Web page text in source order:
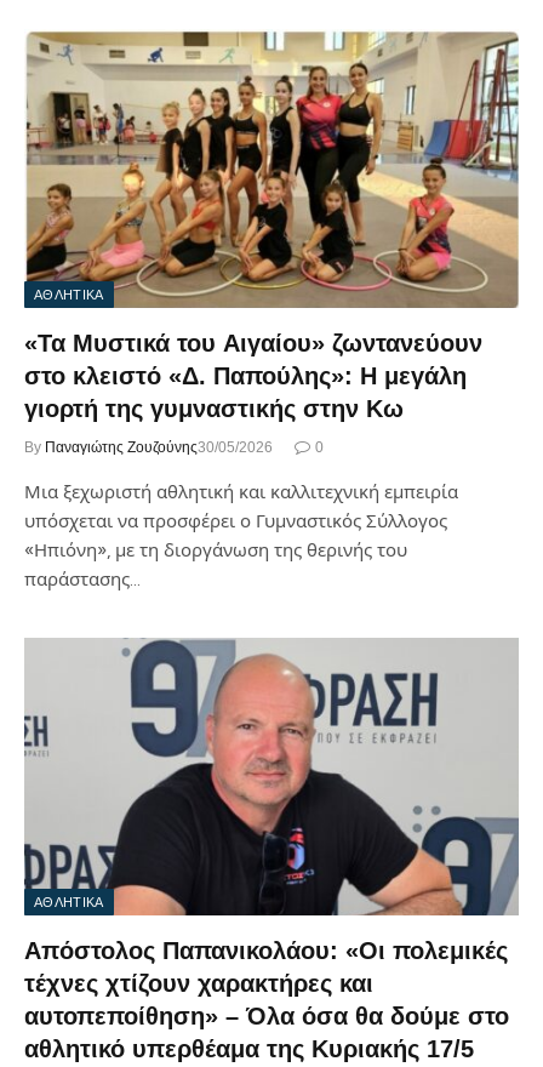
ΑΘΛΗΤΙΚΑ
«Τα Μυστικά του Αιγαίου» ζωντανεύουν
στο κλειστό «Δ. Παπούλης»: Η μεγάλη
γιορτή της γυμναστικής στην Κω
By Παναγιώτης Ζουζούνης30/05/2026 0
Μια ξεχωριστή αθλητική και καλλιτεχνική εμπειρία
υπόσχεται να προσφέρει ο Γυμναστικός Σύλλογος
«Ηπιόνη», με τη διοργάνωση της θερινής του
παράστασης…
ΑΘΛΗΤΙΚΑ
Απόστολος Παπανικολάου: «Οι πολεμικές
τέχνες χτίζουν χαρακτήρες και
αυτοπεποίθηση» – Όλα όσα θα δούμε στο
αθλητικό υπερθέαμα της Κυριακής 17/5